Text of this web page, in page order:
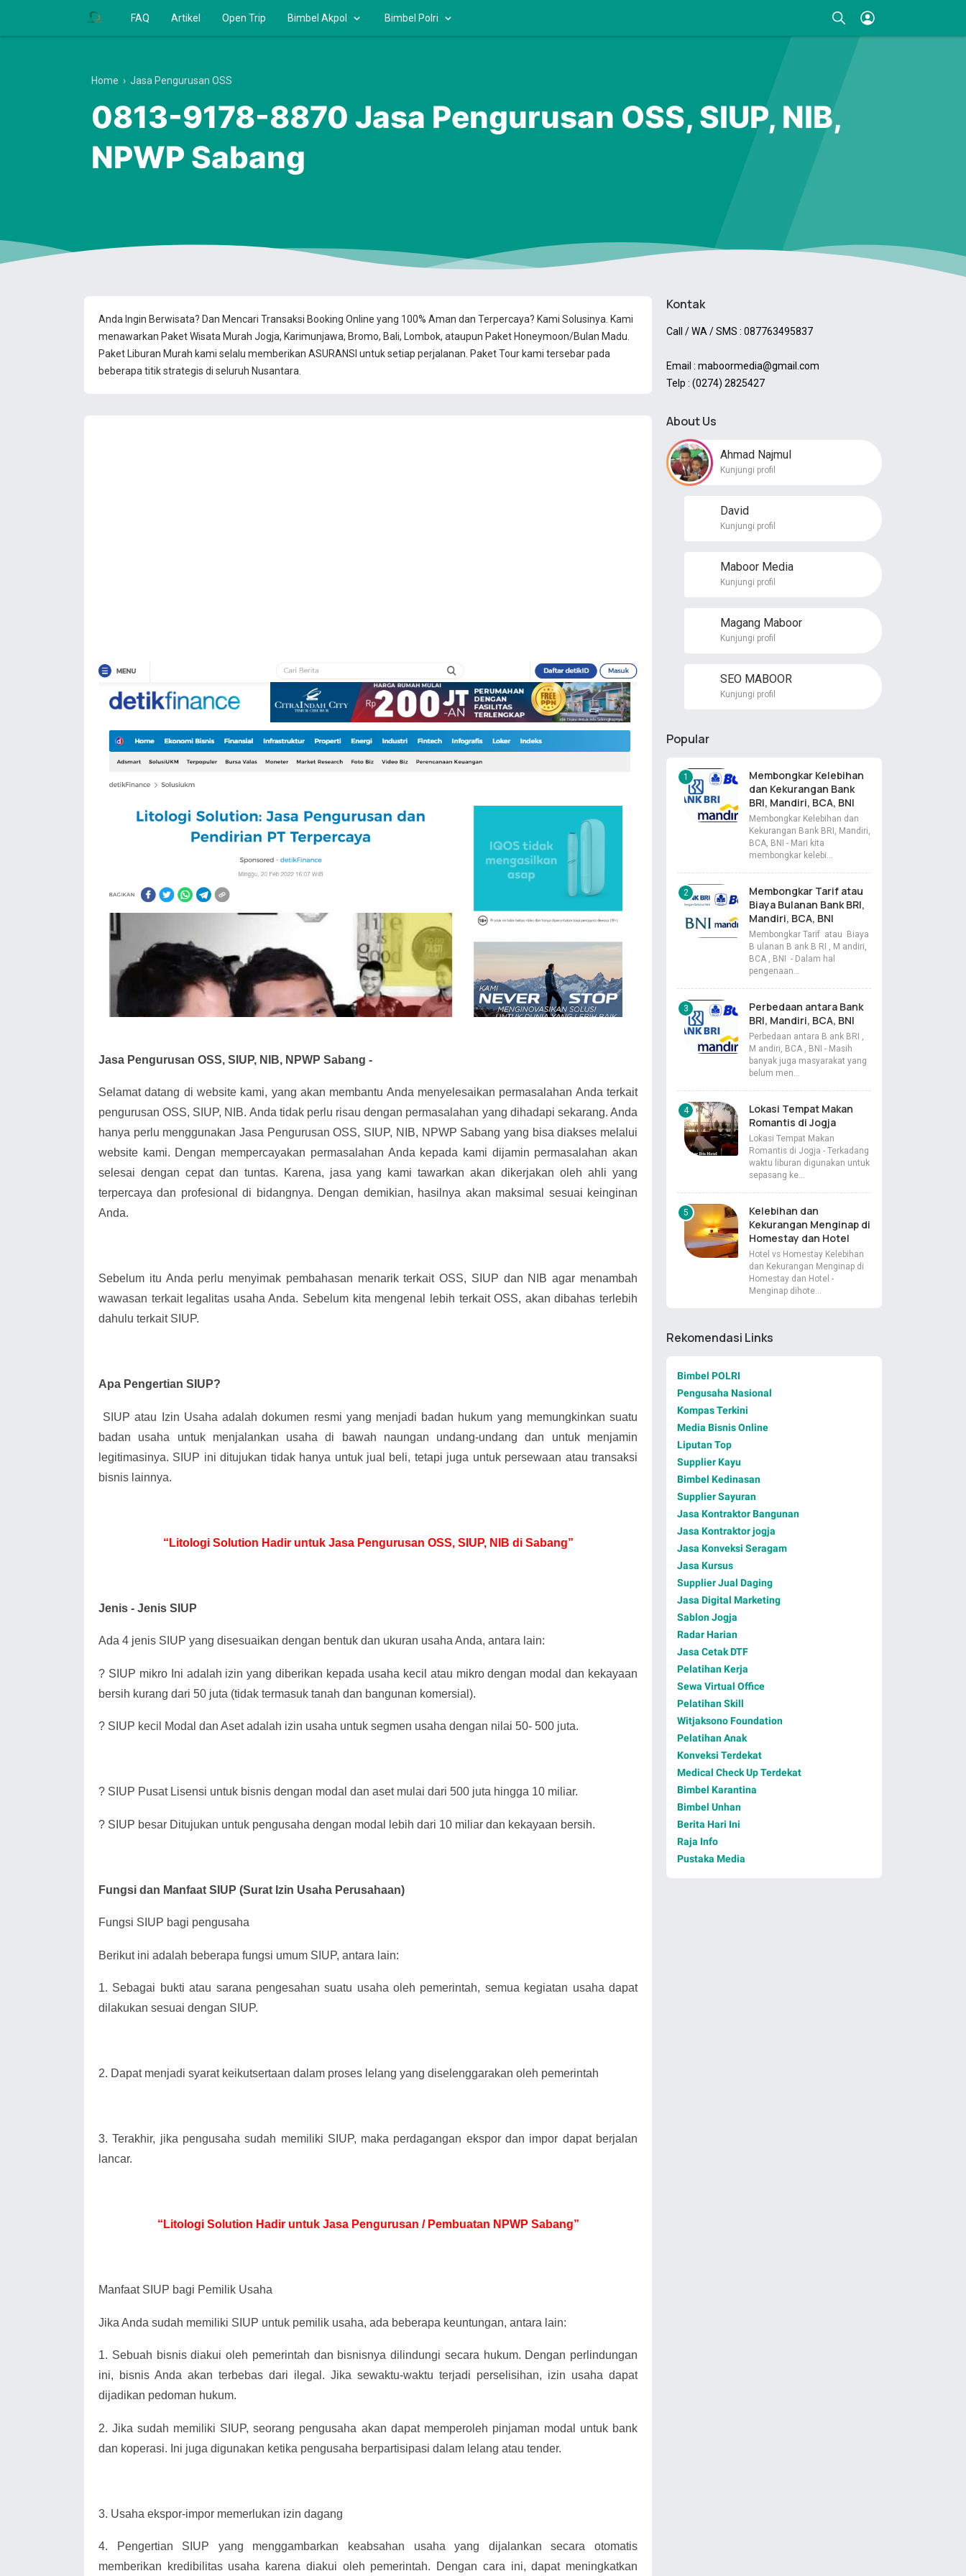
FAQ Artikel Open Trip Bimbel Akpol Bimbel Polri
Anda Ingin Berwisata? Dan Mencari Transaksi Booking Online yang 100% Aman dan Terpercaya? Kami Solusinya. Kami
menawarkan Paket Wisata Murah Jogja, Karimunjawa, Bromo, Bali, Lombok, ataupun Paket Honeymoon/Bulan Madu.
Paket Liburan Murah kami selalu memberikan ASURANSI untuk setiap perjalanan. Paket Tour kami tersebar pada
beberapa titik strategis di seluruh Nusantara.
Home › Jasa Pengurusan OSS
0813-9178-8870 Jasa Pengurusan OSS, SIUP, NIB,
NPWP Sabang
Jasa Pengurusan OSS, SIUP, NIB, NPWP Sabang -
Selamat datang di website kami, yang akan membantu Anda menyelesaikan permasalahan Anda terkait
pengurusan OSS, SIUP, NIB. Anda tidak perlu risau dengan permasalahan yang dihadapi sekarang. Anda
hanya perlu menggunakan Jasa Pengurusan OSS, SIUP, NIB, NPWP Sabang yang bisa diakses melalui
website kami. Dengan mempercayakan permasalahan Anda kepada kami dijamin permasalahan akan
selesai dengan cepat dan tuntas. Karena, jasa yang kami tawarkan akan dikerjakan oleh ahli yang
terpercaya dan profesional di bidangnya. Dengan demikian, hasilnya akan maksimal sesuai keinginan
Anda.
Sebelum itu Anda perlu menyimak pembahasan menarik terkait OSS, SIUP dan NIB agar menambah
wawasan terkait legalitas usaha Anda. Sebelum kita mengenal lebih terkait OSS, akan dibahas terlebih
dahulu terkait SIUP.
Apa Pengertian SIUP?
SIUP atau Izin Usaha adalah dokumen resmi yang menjadi badan hukum yang memungkinkan suatu
badan usaha untuk menjalankan usaha di bawah naungan undang-undang dan untuk menjamin
legitimasinya. SIUP ini ditujukan tidak hanya untuk jual beli, tetapi juga untuk persewaan atau transaksi
bisnis lainnya.
“Litologi Solution Hadir untuk Jasa Pengurusan OSS, SIUP, NIB di Sabang”
Jenis - Jenis SIUP
Ada 4 jenis SIUP yang disesuaikan dengan bentuk dan ukuran usaha Anda, antara lain:
? SIUP mikro Ini adalah izin yang diberikan kepada usaha kecil atau mikro dengan modal dan kekayaan
bersih kurang dari 50 juta (tidak termasuk tanah dan bangunan komersial).
? SIUP kecil Modal dan Aset adalah izin usaha untuk segmen usaha dengan nilai 50- 500 juta.
? SIUP Pusat Lisensi untuk bisnis dengan modal dan aset mulai dari 500 juta hingga 10 miliar.
? SIUP besar Ditujukan untuk pengusaha dengan modal lebih dari 10 miliar dan kekayaan bersih.
Fungsi dan Manfaat SIUP (Surat Izin Usaha Perusahaan)
Fungsi SIUP bagi pengusaha
Berikut ini adalah beberapa fungsi umum SIUP, antara lain:
1. Sebagai bukti atau sarana pengesahan suatu usaha oleh pemerintah, semua kegiatan usaha dapat
dilakukan sesuai dengan SIUP.
2. Dapat menjadi syarat keikutsertaan dalam proses lelang yang diselenggarakan oleh pemerintah
3. Terakhir, jika pengusaha sudah memiliki SIUP, maka perdagangan ekspor dan impor dapat berjalan
lancar.
“Litologi Solution Hadir untuk Jasa Pengurusan / Pembuatan NPWP Sabang”
Manfaat SIUP bagi Pemilik Usaha
Jika Anda sudah memiliki SIUP untuk pemilik usaha, ada beberapa keuntungan, antara lain:
1. Sebuah bisnis diakui oleh pemerintah dan bisnisnya dilindungi secara hukum. Dengan perlindungan
ini, bisnis Anda akan terbebas dari ilegal. Jika sewaktu-waktu terjadi perselisihan, izin usaha dapat
dijadikan pedoman hukum.
2. Jika sudah memiliki SIUP, seorang pengusaha akan dapat memperoleh pinjaman modal untuk bank
dan koperasi. Ini juga digunakan ketika pengusaha berpartisipasi dalam lelang atau tender.
3. Usaha ekspor-impor memerlukan izin dagang
4.
Pengertian SIUP yang menggambarkan keabsahan usaha yang dijalankan secara otomatis
memberikan kredibilitas usaha karena diakui oleh pemerintah. Dengan cara ini, dapat meningkatkan
Kontak
Call / WA / SMS : 087763495837
Email : maboormedia@gmail.com
Telp : (0274) 2825427
About Us
Ahmad Najmul
Kunjungi profil
David
Kunjungi profil
Maboor Media
Kunjungi profil
Magang Maboor
Kunjungi profil
SEO MABOOR
Kunjungi profil
Popular
Membongkar Kelebihan
dan Kekurangan Bank
BRI, Mandiri, BCA, BNI
Membongkar Kelebihan dan
Kekurangan Bank BRI, Mandiri,
BCA, BNI - Mari kita
membongkar kelebi…
Membongkar Tarif atau
Biaya Bulanan Bank BRI,
Mandiri, BCA, BNI
Membongkar Tarif atau Biaya
B ulanan B ank B RI , M andiri,
BCA , BNI - Dalam hal
pengenaan…
Perbedaan antara Bank
BRI, Mandiri, BCA, BNI
Perbedaan antara B ank BRI ,
M andiri, BCA , BNI - Masih
banyak juga masyarakat yang
belum men…
Lokasi Tempat Makan
Romantis di Jogja
Lokasi Tempat Makan
Romantis di Jogja - Terkadang
waktu liburan digunakan untuk
sepasang ke…
Kelebihan dan
Kekurangan Menginap di
Homestay dan Hotel
Hotel vs Homestay Kelebihan
dan Kekurangan Menginap di
Homestay dan Hotel -
Menginap dihote…
Rekomendasi Links
Bimbel POLRI
Pengusaha Nasional
Kompas Terkini
Media Bisnis Online
Liputan Top
Supplier Kayu
Bimbel Kedinasan
Supplier Sayuran
Jasa Kontraktor Bangunan
Jasa Kontraktor jogja
Jasa Konveksi Seragam
Jasa Kursus
Supplier Jual Daging
Jasa Digital Marketing
Sablon Jogja
Radar Harian
Jasa Cetak DTF
Pelatihan Kerja
Sewa Virtual Office
Pelatihan Skill
Witjaksono Foundation
Pelatihan Anak
Konveksi Terdekat
Medical Check Up Terdekat
Bimbel Karantina
Bimbel Unhan
Berita Hari Ini
Raja Info
Pustaka Media